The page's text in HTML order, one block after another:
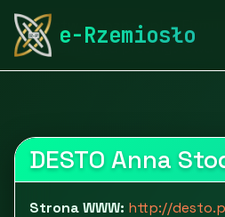
e-Rzemiosło
rymarstwo-poznan.pl
Automatyka przemysłowa -
DESTO Anna
Strona WWW: http://